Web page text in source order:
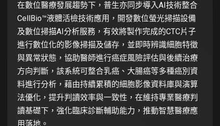
在數位醫療發展趨勢下，普生亦同步導入AI技術整合
CellBio™液體活檢技術應用，開發數位螢光掃描設備
及數位掃描AI分析服務，有效將製作完成的CTC片子
進行數位化的影像掃描及儲存，並即時辨識細胞特徵
與異常狀態，協助醫師進行癌症風險評估與後續治療
方向判斷，該系統可整合乳癌、大腸癌等多種癌別資
料進行分析，藉由持續累積的細胞影像資料庫與演算
法優化，提升判讀效率與一致性，在維持專業醫療判
讀基礎下，強化臨床診斷輔助能力，推動智慧醫療應
用落地。